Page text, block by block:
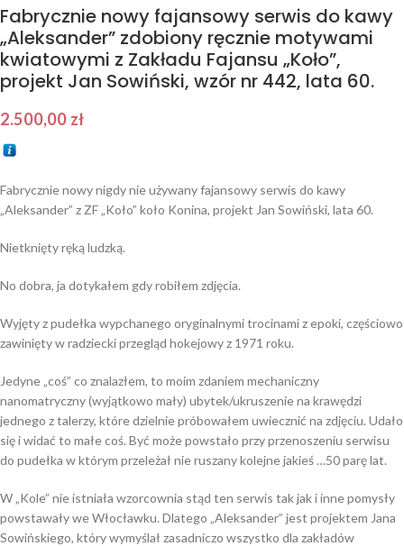
Fabrycznie nowy fajansowy serwis do kawy
„Aleksander” zdobiony ręcznie motywami
kwiatowymi z Zakładu Fajansu „Koło”,
projekt Jan Sowiński, wzór nr 442, lata 60.
2.500,00 zł
Fabrycznie nowy nigdy nie używany fajansowy serwis do kawy
„Aleksander” z ZF „Koło” koło Konina, projekt Jan Sowiński, lata 60.
Nietknięty ręką ludzką.
No dobra, ja dotykałem gdy robiłem zdjęcia.
Wyjęty z pudełka wypchanego oryginalnymi trocinami z epoki, częściowo
zawinięty w radziecki przegląd hokejowy z 1971 roku.
Jedyne „coś” co znalazłem, to moim zdaniem mechaniczny
nanomatryczny (wyjątkowo mały) ubytek/ukruszenie na krawędzi
jednego z talerzy, które dzielnie próbowałem uwiecznić na zdjęciu. Udało
się i widać to małe coś. Być może powstało przy przenoszeniu serwisu
do pudełka w którym przeleżał nie ruszany kolejne jakieś …50 parę lat.
W „Kole” nie istniała wzorcownia stąd ten serwis tak jak i inne pomysły
powstawały we Włocławku. Dlatego „Aleksander” jest projektem Jana
Sowińskiego, który wymyślał zasadniczo wszystko dla zakładów